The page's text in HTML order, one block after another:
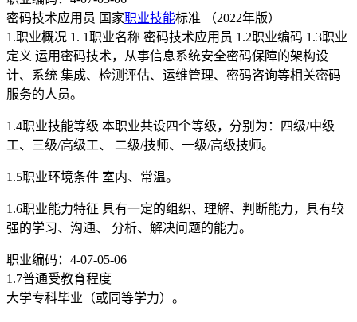
密码技术应用员 国家职业技能标准 （2022年版）
1.职业概况 1. 1职业名称 密码技术应用员 1.2职业编码 1.3职业
定义 运用密码技术，从事信息系统安全密码保障的架构设
计、系统 集成、检测评估、运维管理、密码咨询等相关密码
服务的人员。
1.4职业技能等级 本职业共设四个等级，分别为：四级/中级
工、三级/高级工、 二级/技师、一级/高级技师。
1.5职业环境条件 室内、常温。
1.6职业能力特征 具有一定的组织、理解、判断能力，具有较
强的学习、沟通、 分析、解决问题的能力。
职业编码：4-07-05-06
1.7普通受教育程度
大学专科毕业（或同等学力）。